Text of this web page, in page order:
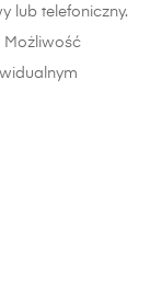
lub telefoniczny.
Możliwość